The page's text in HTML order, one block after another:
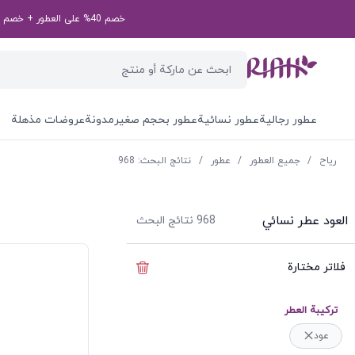
خصم 40% على العطور + خصم إضافي بقيمة 50 درهم إماراتي على طلبك الأول! رمز الخصم الخاص بك: first50aed
عطور رجاليةعطور نسائيةعطور بحجم صغيرمدونةعروضات مذهلة
ریاح / جميع العطور / عطور / نتائج البحث: 968
العود عطر نسائي 968 نتائج البحث
فلاتر مختارة
ترکیبة العطر
عود